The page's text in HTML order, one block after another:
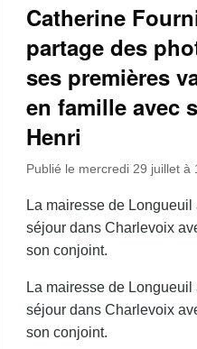
Catherine
partage des
ses premières
en famille avec
Henri
Publié le mercredi 29 juillet à
La mairesse de Longueuil
séjour dans Charlevoix
son conjoint.
La mairesse de Longueuil
séjour dans Charlevoix
son conjoint.